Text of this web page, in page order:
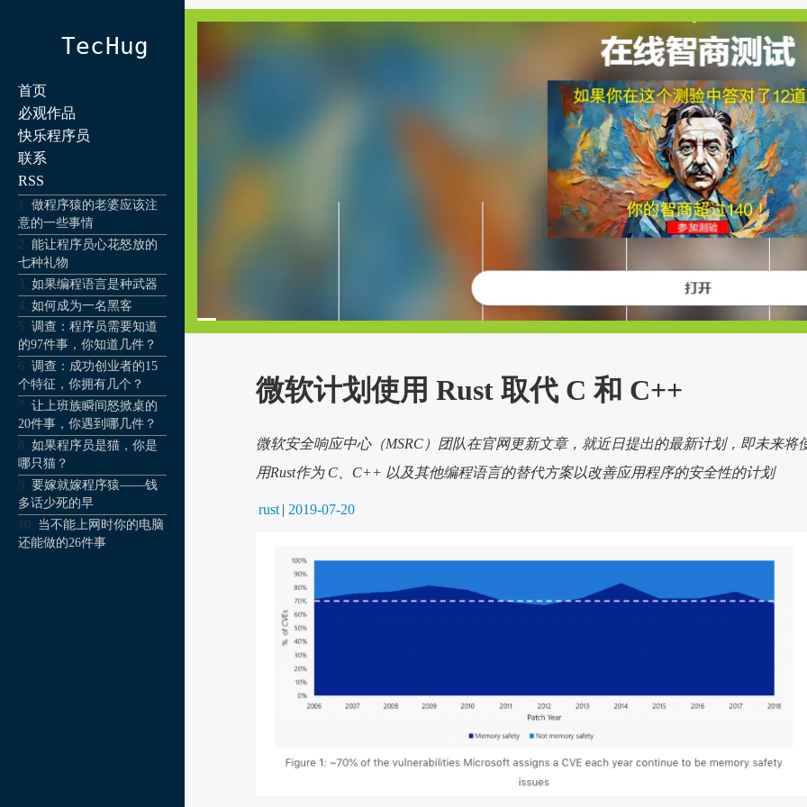
TecHug
首页
必观作品
快乐程序员
联系
RSS
做程序猿的老婆应该注
意的一些事情
能让程序员心花怒放的
七种礼物
如果编程语言是种武器
如何成为一名黑客
调查：程序员需要知道
的97件事，你知道几件？
调查：成功创业者的15
个特征，你拥有几个？
让上班族瞬间怒掀桌的
20件事，你遇到哪几件？
如果程序员是猫，你是
哪只猫？
要嫁就嫁程序猿——钱
多话少死的早
当不能上网时你的电脑
还能做的26件事
微软计划使用 Rust 取代 C 和 C++
微软安全响应中心（MSRC）团队在官网更新文章，就近日提出的最新计划，即未来将
用Rust作为 C、C++ 以及其他编程语言的替代方案以改善应用程序的安全性的计划
rust | 2019-07-20